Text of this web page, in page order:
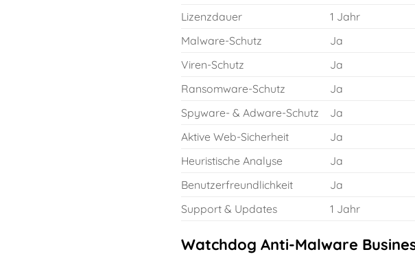
Lizenzdauer
1 Jahr
Malware-Schutz
Ja
Viren-Schutz
Ja
Ransomware-Schutz
Ja
Spyware- & Adware-Schutz
Ja
Aktive Web-Sicherheit
Ja
Heuristische Analyse
Ja
Benutzerfreundlichkeit
Ja
Support & Updates
1 Jahr
Watchdog Anti-Malware